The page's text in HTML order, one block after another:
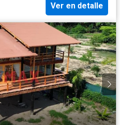
Ver en detalle